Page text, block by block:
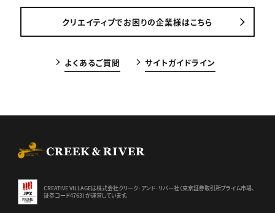
クリエイティブでお困りの企業様はこちら
よくあるご質問 サイトガイドライン
CREATIVE VILLAGEは株式会社クリーク･アンド･リバー社（東京証券取引所プライム市場、
証券コード4763）が運営しています。